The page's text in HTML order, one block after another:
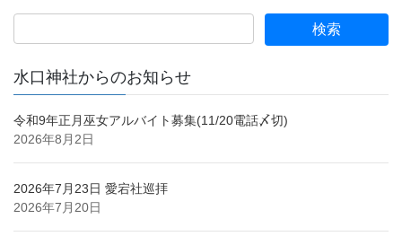
水口神社からのお知らせ
令和9年正月巫女アルバイト募集(11/20電話〆切)
2026年8月2日
2026年7月23日 愛宕社巡拝
2026年7月20日